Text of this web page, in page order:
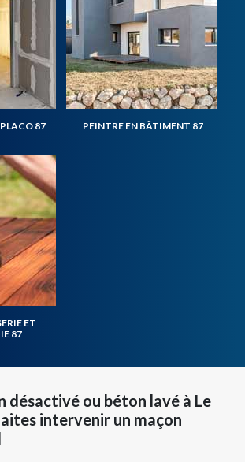
87 PEINTRE EN BÂTIMENT 87
ET
87
désactivé ou béton lavé à Le
intervenir un maçon